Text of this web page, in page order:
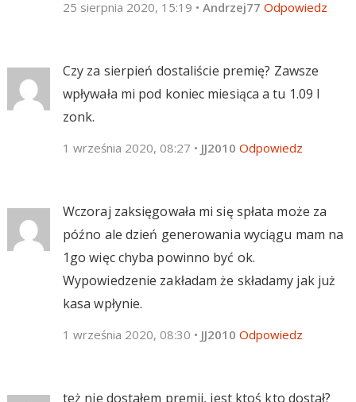
25 sierpnia 2020, 15:19 • Andrzej77 Odpowiedz
Czy za sierpień dostaliście premię? Zawsze
wpływała mi pod koniec miesiąca a tu 1.09 I
zonk.
1 września 2020, 08:27 • JJ2010 Odpowiedz
Wczoraj zaksięgowała mi się spłata może za
późno ale dzień generowania wyciągu mam na
1go więc chyba powinno być ok.
Wypowiedzenie zakładam że składamy jak już
kasa wpłynie.
1 września 2020, 08:30 • JJ2010 Odpowiedz
też nie dostałem premii, jest ktoś kto dostał?